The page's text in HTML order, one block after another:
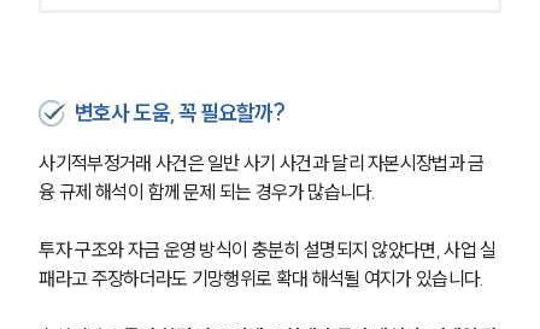
변호사 도움, 꼭 필요할까?
사기적부정거래 사건은 일반 사기 사건과 달리 자본시장법과 금
융 규제 해석이 함께 문제 되는 경우가 많습니다.
투자 구조와 자금 운영 방식이 충분히 설명되지 않았다면, 사업 실
패라고 주장하더라도 기망행위로 확대 해석될 여지가 있습니다.